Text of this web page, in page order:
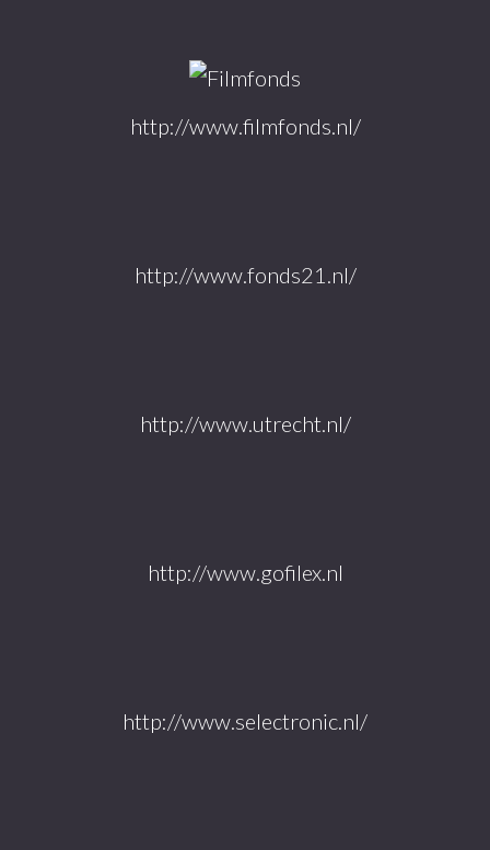
http://www.filmfonds.nl/
http://www.fonds21.nl/
http://www.utrecht.nl/
http://www.gofilex.nl
http://www.selectronic.nl/